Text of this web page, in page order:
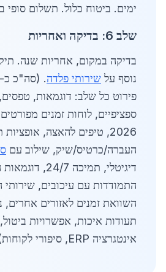
ימים. ביטוח כלול. תשלום סופי
שלב 6: בדיקה ואחריות
בדיקה במקום, אחריות שנה.
נוסף על שירותי פלדה
פירוט כל שלב: דוגמאות,
ספציפיים, לוחות זמנים
2026, טיפים להאצה,
העברה/כרטיס/שיק, שילוב עם
דיגיטלי, תמיכה
התמודדות עם עיכובים, שירותי
השוואת זמנים לאזורים אחרים,
תעודות איכות, אפשרויות
אינטגרציה ERP, סיפורי לקוחות).